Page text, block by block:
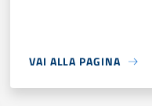
VAI ALLA PAGINA